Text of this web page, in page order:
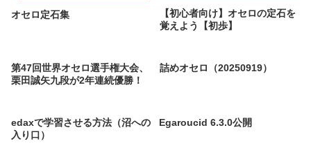
オセロ定石集
【初心者向け】オセロの定石を
覚えよう【初歩】
第47回世界オセロ選手権大会、
栗田誠矢九段が2年連続優勝！
詰めオセロ（20250919）
edaxで学習させる方法（沼への
入り口）
Egaroucid 6.3.0公開